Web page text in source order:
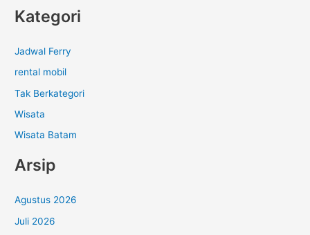
Kategori
Jadwal Ferry
rental mobil
Tak Berkategori
Wisata
Wisata Batam
Arsip
Agustus 2026
Juli 2026